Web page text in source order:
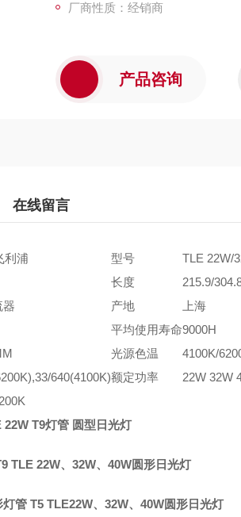
厂商性质：经销商
产品咨询
在线留言
利浦 型号 TLE 22W/
长度 215.9/
器 产地 上海
平均使用寿命9000H
光源色温 4100K/
640(4100K)额定功率 22W 32W
T9灯管 圆型日光灯
TLE 22W、32W、40W圆形日光灯
管 T5 TLE22W、32W、40W圆形日光灯